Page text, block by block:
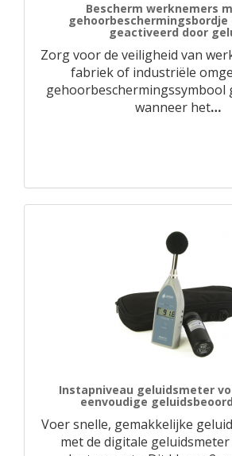
Bescherm werknemers
geactiveerd door
Zorg voor de veiligheid van
fabriek of industriële
gehoorbeschermingssymbool
wanneer het…
Instapniveau geluidsmeter
eenvoudige
Voer snelle, gemakkelijke
met de digitale